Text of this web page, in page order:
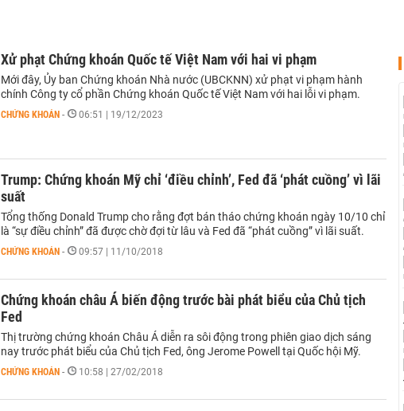
Xử phạt Chứng khoán Quốc tế Việt Nam với hai vi phạm
Mới đây, Ủy ban Chứng khoán Nhà nước (UBCKNN) xử phạt vi phạm hành
chính Công ty cổ phần Chứng khoán Quốc tế Việt Nam với hai lỗi vi phạm.
CHỨNG KHOÁN - 06:51 | 19/12/2023
Trump: Chứng khoán Mỹ chỉ ‘điều chỉnh’, Fed đã ‘phát cuồng’ vì lãi
suất
Tổng thống Donald Trump cho rằng đợt bán tháo chứng khoán ngày 10/10 chỉ
là “sự điều chỉnh” đã được chờ đợi từ lâu và Fed đã “phát cuồng” vì lãi suất.
CHỨNG KHOÁN - 09:57 | 11/10/2018
Chứng khoán châu Á biến động trước bài phát biểu của Chủ tịch
Fed
Thị trường chứng khoán Châu Á diễn ra sôi động trong phiên giao dịch sáng
nay trước phát biểu của Chủ tịch Fed, ông Jerome Powell tại Quốc hội Mỹ.
CHỨNG KHOÁN - 10:58 | 27/02/2018